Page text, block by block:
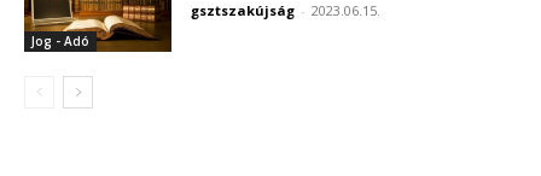
Jog - Adó
gsztszakújság - 2023.06.15.